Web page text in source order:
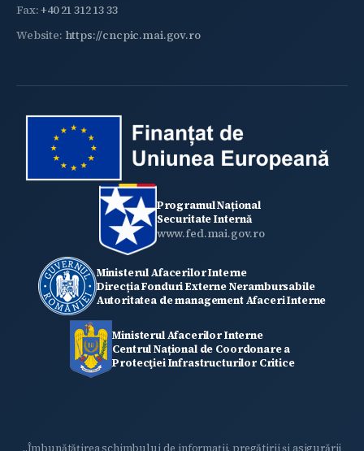
Fax:+40 21 312 13 33
Website: https://cncpic.mai.gov.ro
Programul Național
Securitate Internă
www.fed.mai.gov.ro
Ministerul Afacerilor Interne
Direcția Fonduri Externe Nerambursabile
Autoritatea de management Afaceri Interne
Ministerul Afacerilor Interne
Centrul Național de Coordonare a
Protecţiei Infrastructurilor Critice